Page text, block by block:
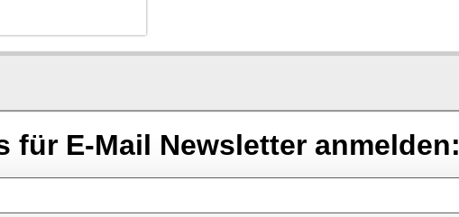
für E-Mail Newsletter anmelden: